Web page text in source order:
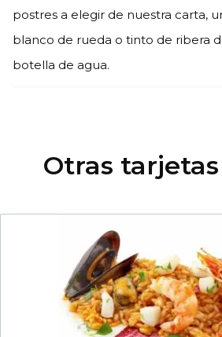
postres a elegir de nuestra carta,
blanco de rueda o tinto de ribera
botella de agua.
Otras